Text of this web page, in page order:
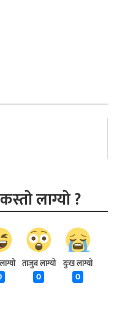
लाग्यो ?
ताजुब लाग्यो
0
दुःख लाग्यो
0